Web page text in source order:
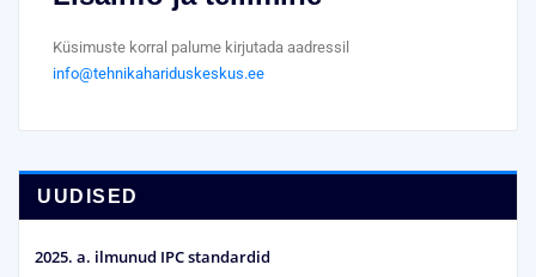
Küsimuste korral palume kirjutada aadressil
info@tehnikahariduskeskus.ee
UUDISED
2025. a. ilmunud IPC standardid